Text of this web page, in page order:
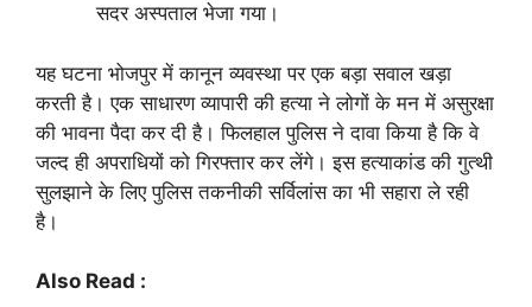
सदर अस्पताल भेजा गया।
यह घटना भोजपुर में कानून व्यवस्था पर एक बड़ा सवाल खड़ा
करती है। एक साधारण व्यापारी की हत्या ने लोगों के मन में असुरक्षा
की भावना पैदा कर दी है। फिलहाल पुलिस ने दावा किया है कि वे
जल्द ही अपराधियों को गिरफ्तार कर लेंगे। इस हत्याकांड की गुत्थी
सुलझाने के लिए पुलिस तकनीकी सर्विलांस का भी सहारा ले रही
है।
Also Read :